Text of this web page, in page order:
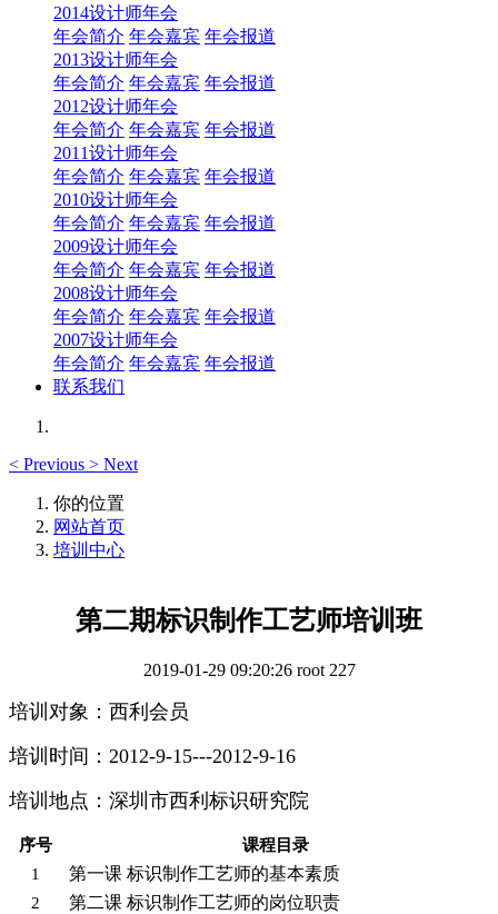
2014设计师年会
年会简介 年会嘉宾 年会报道
2013设计师年会
年会简介 年会嘉宾 年会报道
2012设计师年会
年会简介 年会嘉宾 年会报道
2011设计师年会
年会简介 年会嘉宾 年会报道
2010设计师年会
年会简介 年会嘉宾 年会报道
2009设计师年会
年会简介 年会嘉宾 年会报道
2008设计师年会
年会简介 年会嘉宾 年会报道
2007设计师年会
年会简介 年会嘉宾 年会报道
联系我们
< Previous > Next
你的位置
网站首页
培训中心
第二期标识制作工艺师培训班
2019-01-29 09:20:26 root 227
培训对象：西利会员
培训时间：2012-9-15---2012-9-16
培训地点：深圳市西利标识研究院
序号
课程目录
1
第一课 标识制作工艺师的基本素质
2 第二课 标识制作工艺师的岗位职责